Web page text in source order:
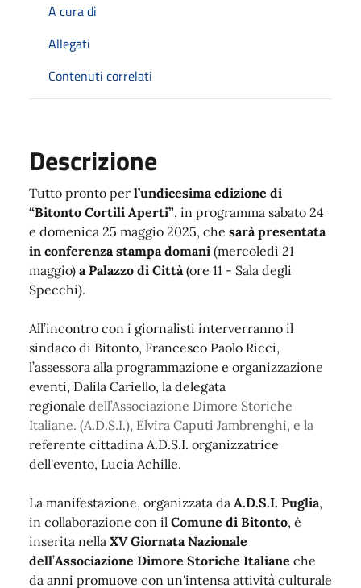
A cura di
Allegati
Contenuti correlati
Descrizione
Tutto pronto per l’undicesima edizione di
“Bitonto Cortili Aperti”, in programma sabato 24
e domenica 25 maggio 2025, che sarà presentata
in conferenza stampa domani (mercoledì 21
maggio) a Palazzo di Città (ore 11 - Sala degli
Specchi).
All’incontro con i giornalisti interverranno il
sindaco di Bitonto, Francesco Paolo Ricci,
l’assessora alla programmazione e organizzazione
eventi, Dalila Cariello, la delegata
regionale dell’Associazione Dimore Storiche
Italiane. (A.D.S.I.), Elvira Caputi Jambrenghi, e la
referente cittadina A.D.S.I. organizzatrice
dell'evento, Lucia Achille.
La manifestazione, organizzata da A.D.S.I. Puglia,
in collaborazione con il Comune di Bitonto, è
inserita nella XV Giornata Nazionale
dell’Associazione Dimore Storiche Italiane che
da anni promuove con un'intensa attività culturale